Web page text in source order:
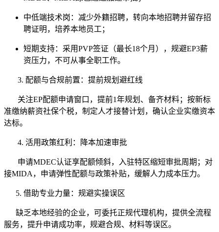
中低端技术岗：减少外籍招聘，转向本地招聘并留存招
聘证明，培养本地员工；
短期支持：采用PVP签证（最长18个月），规避EP3薪
资压力，不可从事全职工作。
3. 配额与合规前置：提前规划避红线
关注EP配额申请窗口，提前1年规划、备齐材料；按新标
准缴纳薪资社保个税，制定人才接替计划，确认企业实缴资本
达标。
4. 活用政策红利：降本加速审批
申请MDEC认证享配额倾斜，入驻特区缩短审批周期；对
接MIDA，申请弹性配额与政策补贴，缓解人力成本压力。
5. 借助专业力量：规避实操误区
缺乏本地经验的企业，可委托正规代理机构，提供全流程
服务，提升申请成功率，规避合规、材料等误区。